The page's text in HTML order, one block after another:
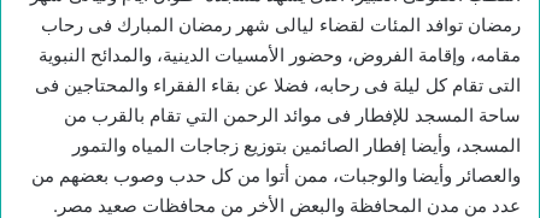
رمضان توافد المئات لقضاء ليالى شهر رمضان المبارك فى رحاب
مقامه، وإقامة الفروض، وحضور الأمسيات الدينية، والمدائح النبوية
التى تقام كل ليلة فى رحابه، فضلا عن بقاء الفقراء والمحتاجين فى
ساحة المسجد للإفطار فى موائد الرحمن التي تقام بالقرب من
المسجد، وأيضا إفطار الصائمين بتوزيع زجاجات المياه والتمور
والعصائر وأيضا والوجبات، ممن أتوا من كل حدب وصوب بعضهم من
عدد من مدن المحافظة والبعض الأخر من محافظات صعيد مصر.